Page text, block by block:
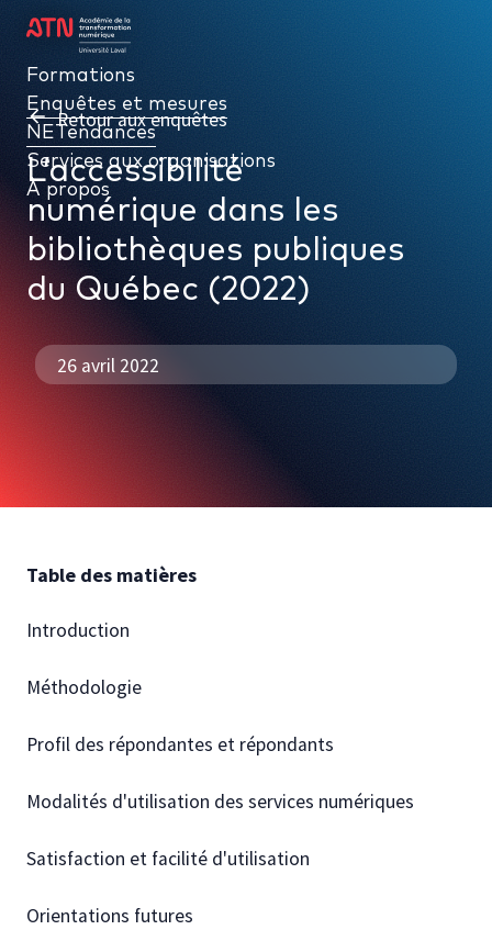
Retour aux enquêtes
L’accessibilité
numérique dans les
bibliothèques publiques
du Québec (2022)
26 avril 2022
Table des matières
Introduction
Méthodologie
Profil des répondantes et répondants
Modalités d'utilisation des services numériques
Satisfaction et facilité d'utilisation
Orientations futures
Formations
Enquêtes et mesures
NETendances
Services aux organisations
À propos
Formations
Enquêtes et mesures
NETendances
Services aux organisations
À propos